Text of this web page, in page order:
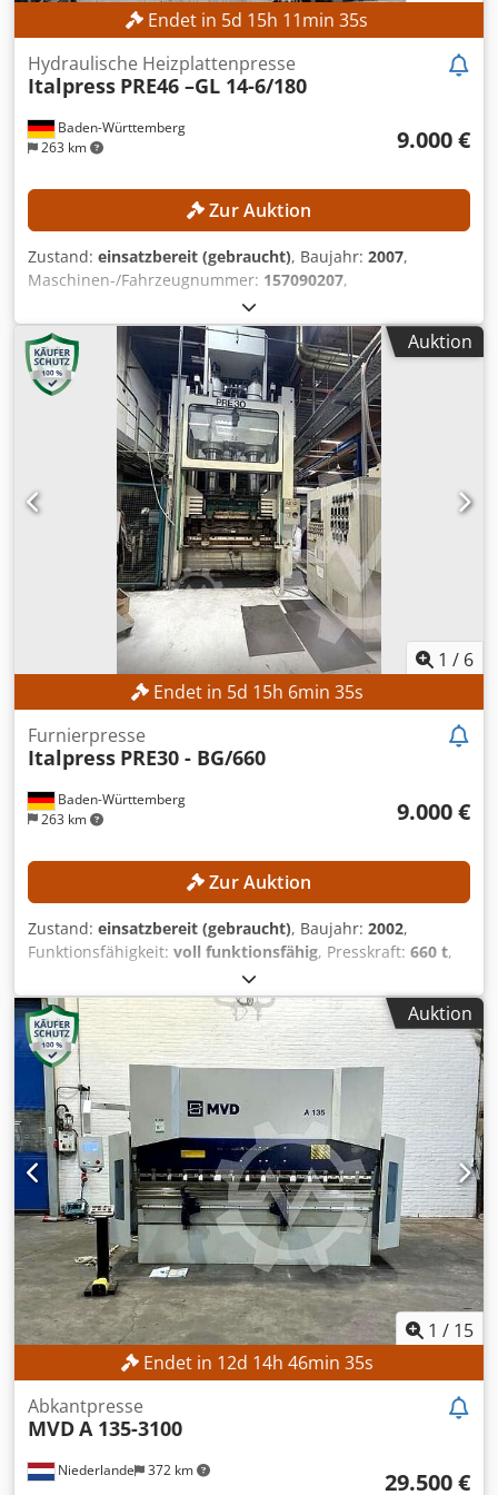
Endet in 5d 15h 11min 33s
Baden-Württemberg
263 km
Hydraulische Heizplattenpresse
Italpress PRE46 –GL 14-6/180
9.000 €
Zur Auktion
Zustand: einsatzbereit (gebraucht), Baujahr: 2007,
Maschinen-/Fahrzeugnummer: 157090207,
voll funktionsfähig
Hub:325 mm, Kein Mindestpreis - garantierter Verkauf
zum höchsten Gebot! TECHNISCHE DETAILS Presskraft: 180
t Max. Hydraulikdruck: 600 bar Zylinderhub: 325 mm
Öffnung: 325 mm MASCHINEN-DETAILS Steuerung:
Elektronische Steuerung mit Bedienpanel/CNC Spannung:
400 V / 50 Hz Codpjznmb Isfx Afisha Ausführung:
Industrieausführung AUSSTATTUNG Geschlossene
Sicherheitskabine Hydraulisches Presssystem
Heizplattenpresse Formteilpresse
Auktion
1 / 6
Endet in 5d 15h 6min 33s
Baden-Württemberg
263 km
Furnierpresse
Italpress PRE30 - BG/660
9.000 €
Zur Auktion
Zustand: einsatzbereit (gebraucht), Baujahr: 2002,
Funktionsfähigkeit: voll funktionsfähig, Presskraft: 660 t,
, Heizleistung:
Plattenlänge:1.900 mm, Plattenbreite:1.600 mm, Kein
Mindestpreis - garantierter Verkauf zum höchsten Gebot!
TECHNISCHE DETAILS Presskraft: 660 t Pressplattenmaß:
1.900 × 1.600 mm Heizleistung: 31 kW MASCHINEN-
DETAILS Elektrische Daten Betriebsspannung: 400 V
Steuerungsspannung: 220 V Frequenz: 50 Hz Phasen: 3 +
MP + PE Nennstrom: 160 A Cjdpfoznmbzsx Afioha
Anschlussleistung: 108 kW Maschinengewicht: ca. 28.000
kg Ausführung: Unterkolben-Heizplattenpresse /
Formteilpresse AUSSTATTUNG Beheizte Pressplatten
Dokumentation
Auktion
1 / 15
Endet in 12d 14h 46min 33s
Niederlande 372 km
Abkantpresse
MVDA 135-3100
29.500 €